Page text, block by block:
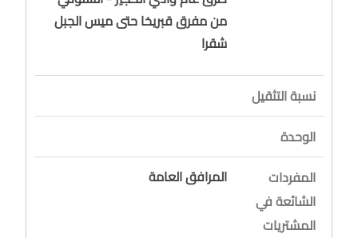
من مفرق قبريخا حتى ميس الجبل
شقرا
نسبة التثقيل
الوحدة
المفردات
الشائعة في
المشتريات
المرافق العامة